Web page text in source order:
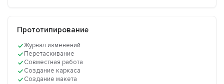
Прототипирование
Журнал изменений
Перетаскивание
Совместная работа
Создание каркаса
Создание макета